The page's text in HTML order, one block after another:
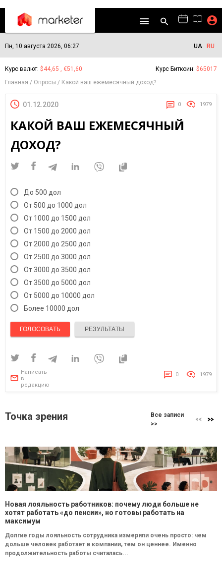
Пн, 10 августа 2026, 06:27 UA RU
Курс валют: $44,65 , €51,60 Курс Биткоин: $65017
Главная
Опросы Какой ваш ежемесячный доход?
01.12.2020 0 1979
КАКОЙ ВАШ ЕЖЕМЕСЯЧНЫЙ
ДОХОД?
До 500 дол
От 500 до 1000 дол
От 1000 до 1500 дол
От 1500 до 2000 дол
От 2000 до 2500 дол
От 2500 до 3000 дол
От 3000 до 3500 дол
От 3500 до 5000 дол
От 5000 до 10000 дол
Более 10000 дол
ГОЛОСОВАТЬ РЕЗУЛЬТАТЫ
Написать
в
редакцию
0 1979
Точка зрения
Все записи
>>
Новая лояльность работников: почему люди больше не
хотят работать «до пенсии», но готовы работать на
максимум
Долгие годы лояльность сотрудника измеряли очень просто: чем
дольше человек работает в компании, тем он ценнее. Именно
продолжительность работы считалась...